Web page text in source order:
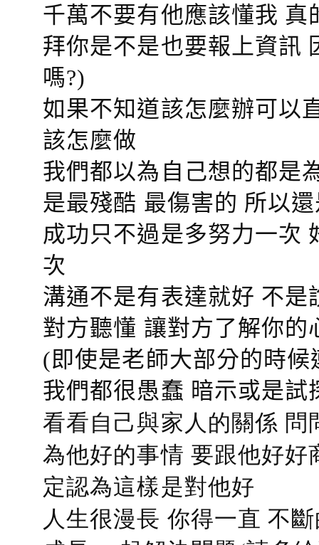
千萬不要有他應該懂我
拜你是不是也要報上資訊
嗎?)
如果不知道該怎麼辦可以
該怎麼做
我們都以為自己想的都是
是最殘酷 最傷害的 所以
成功只不過是多努力一次
次
溝通不是有表達就好 不
對方聽懂 讓對方了解你
(即使是老師大部分的時候
我們都很愚蠢 暗示或是
看看自己與家人的關係
為他好的事情 要跟他好
定認為這樣是對他好
人生很漫長 你得一直 不